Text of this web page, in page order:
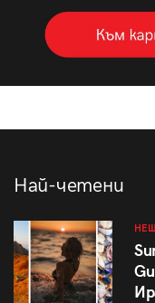
Най-четени